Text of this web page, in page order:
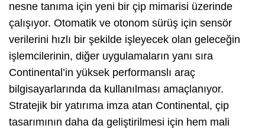
nesne tanıma için yeni bir çip mimarisi üzerinde
çalışıyor. Otomatik ve otonom sürüş için sensör
verilerini hızlı bir şekilde işleyecek olan geleceğin
işlemcilerinin, diğer uygulamaların yanı sıra
Continental’in yüksek performanslı araç
bilgisayarlarında da kullanılması amaçlanıyor.
Stratejik bir yatırıma imza atan Continental, çip
tasarımının daha da geliştirilmesi için hem mali